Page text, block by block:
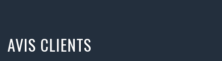
AVIS CLIENTS